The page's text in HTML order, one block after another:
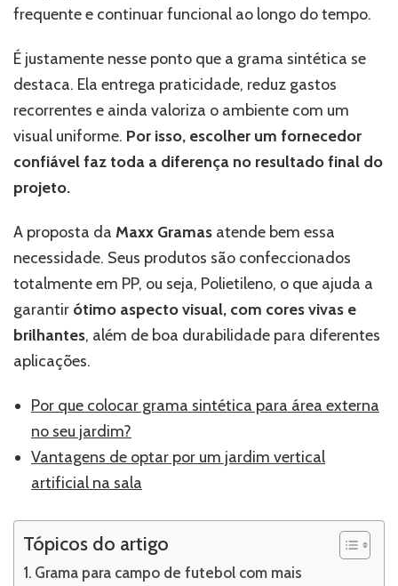
frequente e continuar funcional ao longo do tempo.
É justamente nesse ponto que a grama sintética se
destaca. Ela entrega praticidade, reduz gastos
recorrentes e ainda valoriza o ambiente com um
visual uniforme. Por isso, escolher um fornecedor
confiável faz toda a diferença no resultado final do
projeto.
A proposta da Maxx Gramas atende bem essa
necessidade. Seus produtos são confeccionados
totalmente em PP, ou seja, Polietileno, o que ajuda a
garantir ótimo aspecto visual, com cores vivas e
brilhantes, além de boa durabilidade para diferentes
aplicações.
Por que colocar grama sintética para área externa
no seu jardim?
Vantagens de optar por um jardim vertical
artificial na sala
Tópicos do artigo
Grama para campo de futebol com mais